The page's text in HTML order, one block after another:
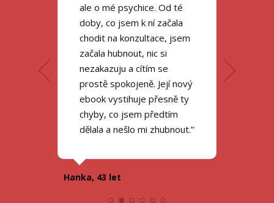
Nikola, 44 let
ale o mé psychice. Od té
doby, co jsem k ní začala
chodit na konzultace, jsem
začala hubnout, nic si
nezakazuju a cítím se
prostě spokojeně. Její nový
ebook vystihuje přesně ty
chyby, co jsem předtím
dělala a nešlo mi zhubnout.”
Hanka, 43 let
Pavlína, 26 let
Vlaďka, 34 let
Jiří, 38 let